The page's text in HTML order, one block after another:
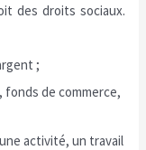
des droits sociaux.
;
fonds de commerce,
activité, un travail